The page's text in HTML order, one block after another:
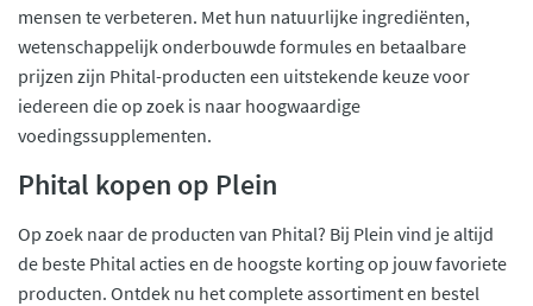
mensen te verbeteren. Met hun natuurlijke ingrediënten,
wetenschappelijk onderbouwde formules en betaalbare
prijzen zijn Phital-producten een uitstekende keuze voor
iedereen die op zoek is naar hoogwaardige
voedingssupplementen.
Phital kopen op Plein
Op zoek naar de producten van Phital? Bij Plein vind je altijd
de beste Phital acties en de hoogste korting op jouw favoriete
producten. Ontdek nu het complete assortiment en bestel